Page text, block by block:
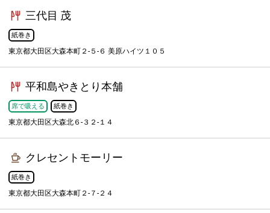
三代目 茂
紙巻き
東京都大田区大森本町２-５-６ 美原ハイツ１０５
平和島やきとり本舗
席で吸える 紙巻き
東京都大田区大森北６-３２-１４
クレセントモーリー
紙巻き
東京都大田区大森本町２-７-２４